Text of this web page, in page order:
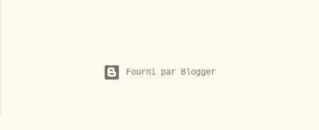
Fourni par Blogger